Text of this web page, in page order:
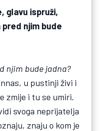
glavu ispruži,
njim bude
njim bude jadna?
u pustinji živi i
zmije i tu se umiri.
svoga neprijatelja
znaju o kom je